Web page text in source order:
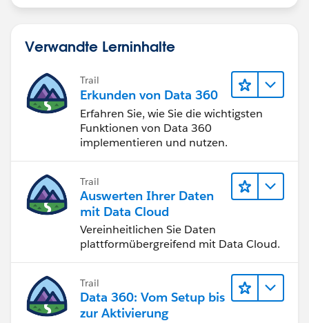
Verwandte Lerninhalte
Trail
Erkunden von Data 360
Erfahren Sie, wie Sie die wichtigsten
Funktionen von Data 360
implementieren und nutzen.
Trail
Auswerten Ihrer Daten
mit Data Cloud
Vereinheitlichen Sie Daten
plattformübergreifend mit Data Cloud.
Trail
Data 360: Vom Setup bis
zur Aktivierung